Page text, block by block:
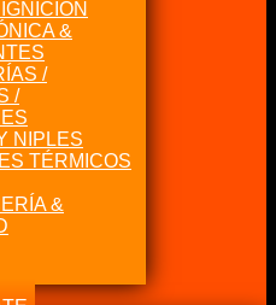
&
/
/
NIPLES
TÉRMICOS
&